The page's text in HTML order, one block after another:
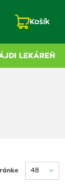
Košík
LEKÁREŇ